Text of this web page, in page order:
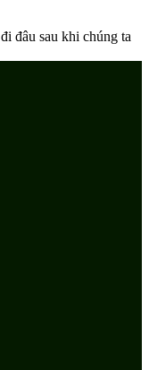
đâu sau khi chúng ta